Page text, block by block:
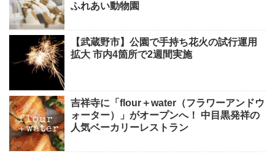
ふれあい動物園
【武蔵野市】公園で手持ち花火の試行運用
拡大 市内4箇所で2週間実施
吉祥寺に「flour＋water（フラワーアンドウ
ォーター）」がオープンへ！ 中目黒発祥の
人気ベーカリーレストラン